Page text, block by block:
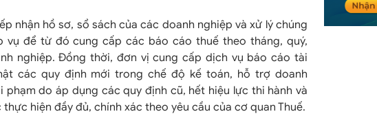
nhận hồ sơ, sổ sách của các doanh nghiệp và xử lý chúng
vụ để từ đó cung cấp các báo cáo thuế theo tháng, quý,
nghiệp. Đồng thời, đơn vị cung cấp dịch vụ báo cáo tài
các quy định mới trong chế độ kế toán, hỗ trợ doanh
phạm do áp dụng các quy định cũ, hết hiệu lực thi hành và
hiện đầy đủ, chính xác theo yêu cầu của cơ quan Thuế.